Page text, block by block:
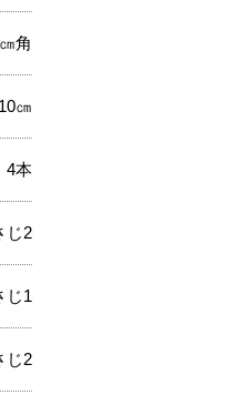
角
10㎝
4本
じ2
じ1
じ2